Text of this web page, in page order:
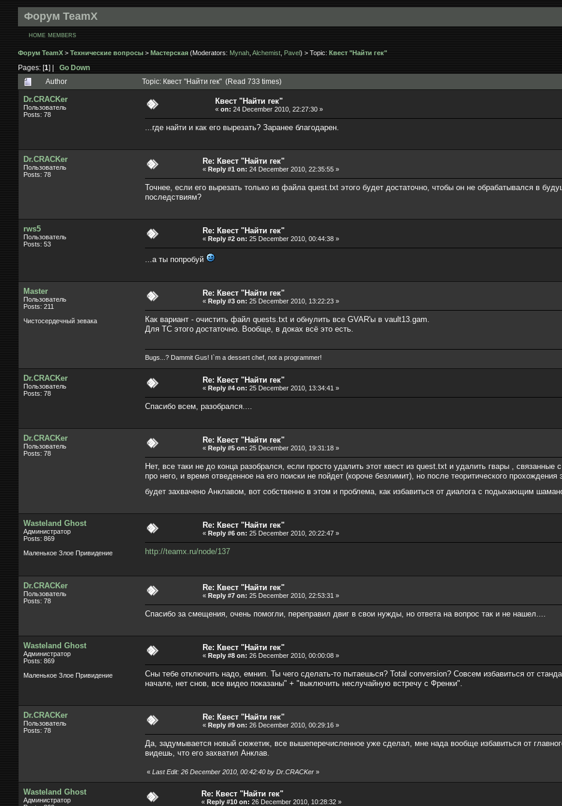
Форум TeamX
HOME MEMBERS
Форум TeamX > Технические вопросы > Мастерская (Moderators: Mynah Alchemist Pavel) > Topic: Квест "Найти гек"
Pages: [1] | Go Down
Author
Topic: Квест "Найти гек" (Read 733 times)
Dr.CRACKer
Пользователь
Posts: 78
Квест "Найти гек"
« on: 24 December 2010, 22:27:30 »
...где найти и как его вырезать? Заранее благодарен.
Dr.CRACKer
Пользователь
Posts: 78
Re: Квест "Найти гек"
« Reply #1 on: 24 December 2010, 22:35:55 »
Точнее, если его вырезать только из файла quest.txt этого будет достаточно, чтобы он не обрабатывался в
последствиям?
rws5
Пользователь
Posts: 53
Re: Квест "Найти гек"
« Reply #2 on: 25 December 2010, 00:44:38 »
...а ты попробуй
Master
Пользователь
Posts: 211
Чистосердечный зевака
Re: Квест "Найти гек"
« Reply #3 on: 25 December 2010, 13:22:23 »
Как вариант - очистить файл quests.txt и обнулить все GVAR'ы в vault13.gam.
Для ТС этого достаточно. Вообще, в доках всё это есть.
Bugs...? Dammit Gus! I`m a dessert chef, not a programmer!
Dr.CRACKer
Пользователь
Posts: 78
Re: Квест "Найти гек"
« Reply #4 on: 25 December 2010, 13:34:41 »
Спасибо всем, разобрался....
Dr.CRACKer
Пользователь
Posts: 78
Re: Квест "Найти гек"
« Reply #5 on: 25 December 2010, 19:31:18 »
Нет, все таки не до конца разобрался, если просто удалить этот квест из quest.txt и удалить гвары ,
про него, и время отведенное на его поиски не пойдет (короче безлимит), но после теоритического
будет захвачено Анклавом, вот собственно в этом и проблема, как избавиться от диалога с подыхающим
Wasteland Ghost
Администратор
Posts: 869
Маленькое Злое Привидение
Re: Квест "Найти гек"
« Reply #6 on: 25 December 2010, 20:22:47 »
http://teamx.ru/node/137
Dr.CRACKer
Пользователь
Posts: 78
Re: Квест "Найти гек"
« Reply #7 on: 25 December 2010, 22:53:31 »
Спасибо за смещения, очень помогли, переправил двиг в свои нужды, но ответа на вопрос так и не нашел....
Wasteland Ghost
Администратор
Posts: 869
Маленькое Злое Привидение
Re: Квест "Найти гек"
« Reply #8 on: 26 December 2010, 00:00:08 »
Сны тебе отключить надо, емнип. Ты чего сделать-то пытаешься? Total conversion? Совсем избавиться от
начале, нет снов, все видео показаны" + "выключить неслучайную встречу с Френки".
Dr.CRACKer
Пользователь
Posts: 78
Re: Квест "Найти гек"
« Reply #9 on: 26 December 2010, 00:29:16 »
Да, задумывается новый сюжетик, все вышеперечисленное уже сделал, мне нада вообще избавиться от
видешь, что его захватил Анклав.
« Last Edit: 26 December 2010, 00:42:40 by Dr.CRACKer »
Wasteland Ghost
Администратор
Re: Квест "Найти гек"
« Reply #10 on: 26 December 2010, 10:28:32 »